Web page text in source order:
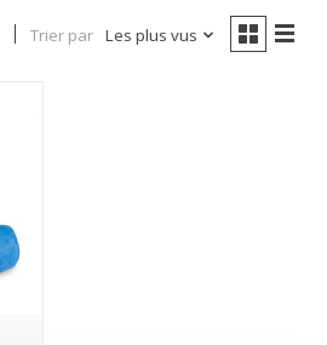
Trier par Les plus vus